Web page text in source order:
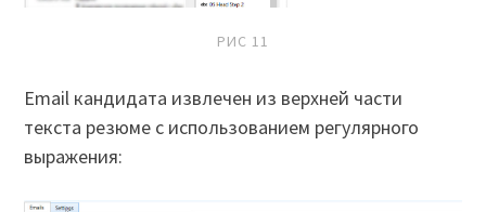
РИС 11
Email кандидата извлечен из верхней части
текста резюме с использованием регулярного
выражения: